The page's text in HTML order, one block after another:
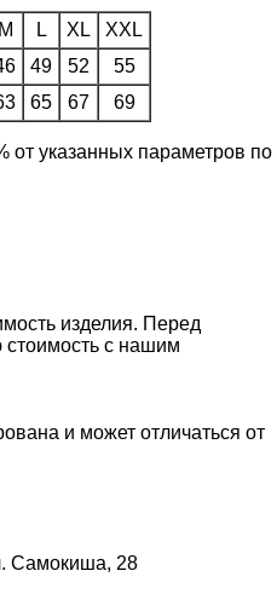
M L XL
XXL
49 52
55
65 67 69
от указанных параметров по
изделия. Перед
стоимость с нашим
и может отличаться от
Самокиша, 28